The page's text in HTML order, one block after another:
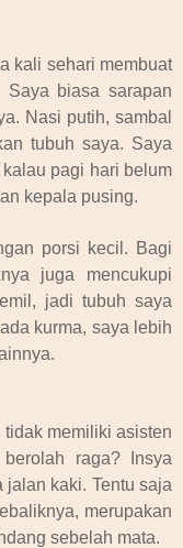
kali sehari membuat
biasa sarapan
Nasi putih, sambal
tubuh saya. Saya
pagi hari belum
kepala pusing.
porsi kecil. Bagi
juga mencukupi
jadi tubuh saya
kurma, saya lebih
memiliki asisten
raga? Insya
kaki. Tentu saja
merupakan
sebelah mata.